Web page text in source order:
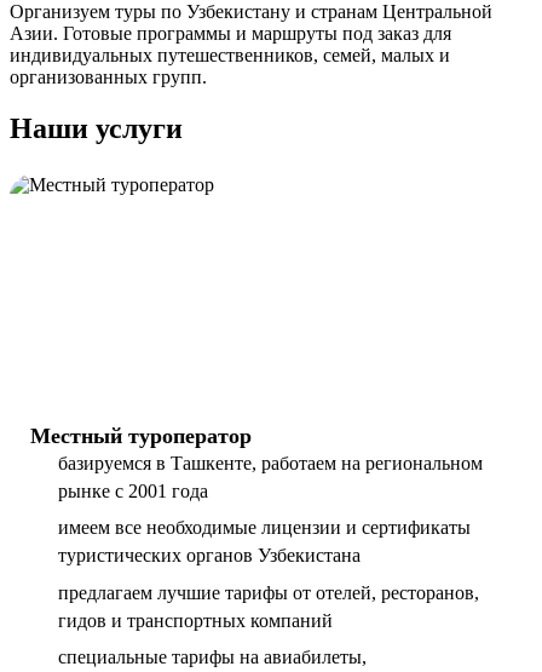
Организуем туры по Узбекистану и странам Центральной
Азии. Готовые программы и маршруты под заказ для
индивидуальных путешественников, семей, малых и
организованных групп.
Наши услуги
Местный туроператор
базируемся в Ташкенте, работаем на региональном
рынке с 2001 года
имеем все необходимые лицензии и сертификаты
туристических органов Узбекистана
предлагаем лучшие тарифы от отелей, ресторанов,
гидов и транспортных компаний
специальные тарифы на авиабилеты,